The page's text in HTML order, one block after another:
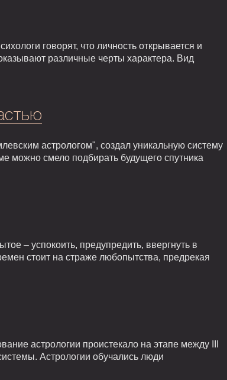
говорят, что личность открывается и
различные черты характера. Вид
астрологом", создал уникальную систему
можно смело подбирать будущего спутника
– успокоить, предупредить, ввергнуть в
стоит на страже любопытства, предрекая
астрологии проистекало на этапе между III
Астрологии обучались люди